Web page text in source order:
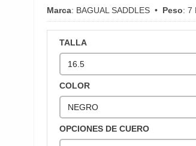
Marca: BAGUAL SADDLES• Peso: 7
TALLA
COLOR
OPCIONES DE CUERO